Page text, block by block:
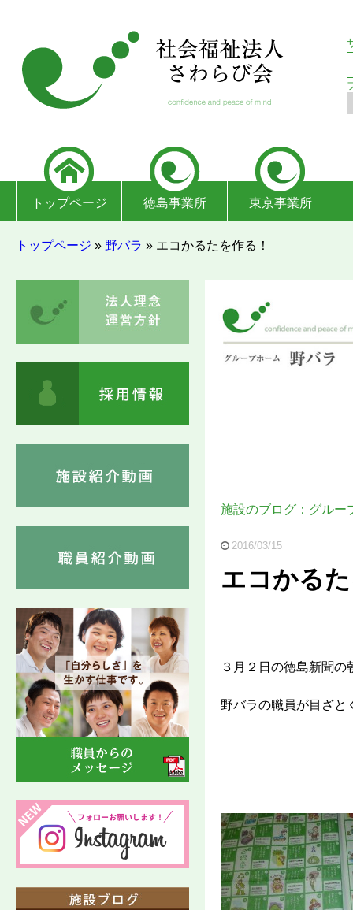
トップページ 徳島事業所 東京事業所
トップページ » 野バラ » エコかるたを作る！
施設のブログ：グルー
2016/03/15
エコかる
３月２日の徳島新聞
野バラの職員が目ざと